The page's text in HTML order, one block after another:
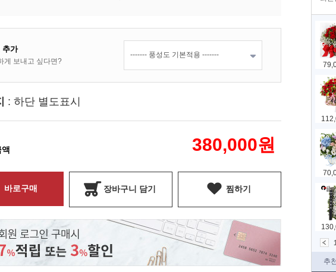
추가
게 보내고 싶다면?
: 하단 별도표시
380,000원
바로구매 장바구니 담기 찜하기